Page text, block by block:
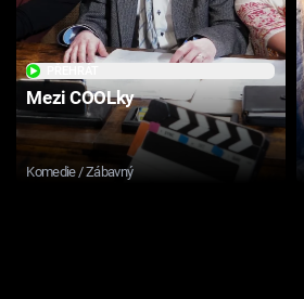
Mezi COOLky
Komedie / Zábavný